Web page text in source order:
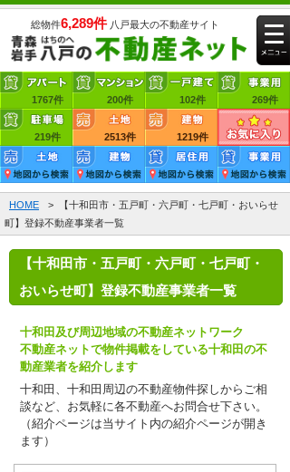
総物件6,289件八戸最大の不動産サイト
賃貸アパート
1767件 賃貸マンション
200件 賃貸一戸建て
102件 269件
賃貸事業用
219件 売買土地
2513件 売買建物
1219件
HOME
> 【十和田市・五戸町・六戸町・七戸町・おいらせ
町】登録不動産事業者一覧
【十和田市・五戸町・六戸町・七戸町・
おいらせ町】登録不動産事業者一覧
十和田及び周辺地域の不動産ネットワーク
不動産ネットで物件掲載をしている十和田の不
動産業者を紹介します
十和田、十和田周辺の不動産物件探しからご相
談など、お気軽に各不動産へお問合せ下さい。
（紹介ページは当サイト内の紹介ページが開き
ます）